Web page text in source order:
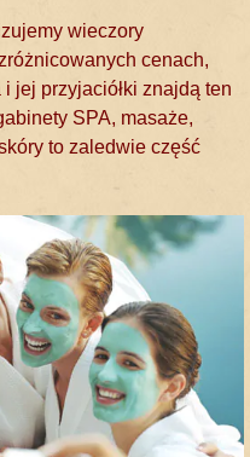
wieczory
cenach,
jej przyjaciółki znajdą ten
SPA, masaże,
to zaledwie część